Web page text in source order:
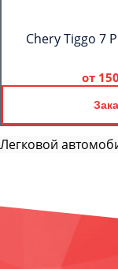
Chery Tiggo 7
от
Легковой